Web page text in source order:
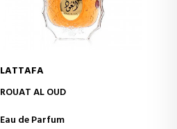
DODAJ DO KOSZYKA
LATTAFA
ROUAT AL OUD
Eau de Parfum